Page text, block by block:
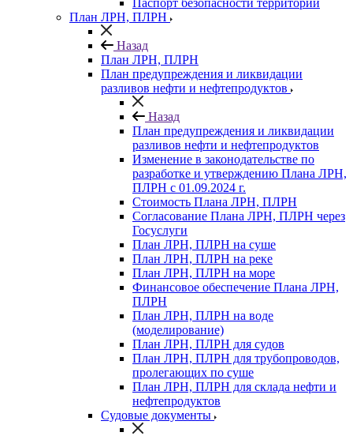
Паспорт безопасности территории
План ЛРН, ПЛРН
Назад
План ЛРН, ПЛРН
План предупреждения и ликвидации
разливов нефти и нефтепродуктов
Назад
План предупреждения и ликвидации
разливов нефти и нефтепродуктов
Изменение в законодательстве по
разработке и утверждению Плана ЛРН,
ПЛРН с 01.09.2024 г.
Стоимость Плана ЛРН, ПЛРН
Согласование Плана ЛРН, ПЛРН через
Госуслуги
План ЛРН, ПЛРН на суше
План ЛРН, ПЛРН на реке
План ЛРН, ПЛРН на море
Финансовое обеспечение Плана ЛРН,
ПЛРН
План ЛРН, ПЛРН на воде
(моделирование)
План ЛРН, ПЛРН для судов
План ЛРН, ПЛРН для трубопроводов,
пролегающих по суше
План ЛРН, ПЛРН для склада нефти и
нефтепродуктов
Судовые документы